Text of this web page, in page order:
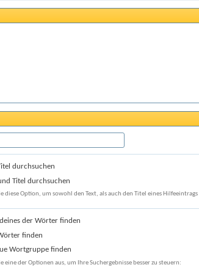
durchsuchen
Titel durchsuchen
diese Option, um sowohl den Text, als auch den Titel eines
der Wörter finden
finden
Wortgruppe finden
eine der Optionen aus, um Ihre Suchergebnisse besser zu steuern: